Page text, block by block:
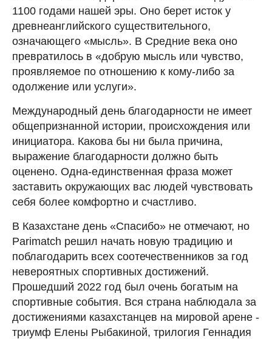
1100 годами нашей эры. Оно берет исток у
древнеанглийского существительного,
означающего «мысль». В Средние века оно
превратилось в «добрую мысль или чувство,
проявляемое по отношению к кому-либо за
одолжение или услуги».
Международный день благодарности не имеет
общепризнанной истории, происхождения или
инициатора. Какова бы ни была причина,
выражение благодарности должно быть
оценено. Одна-единственная фраза может
заставить окружающих вас людей чувствовать
себя более комфортно и счастливо.
В Казахстане день «Спасибо» не отмечают, но
Parimatch решил начать новую традицию и
поблагодарить всех соотечественников за год
невероятных спортивных достижений.
Прошедший 2022 год был очень богатым на
спортивные события. Вся страна наблюдала за
достижениями казахстанцев на мировой арене -
триумф Елены Рыбакиной, трилогия Геннадия